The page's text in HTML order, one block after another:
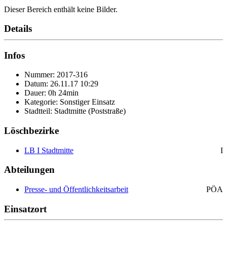
Dieser Bereich enthält keine Bilder.
Details
Infos
Nummer: 2017-316
Datum: 26.11.17 10:29
Dauer: 0h 24min
Kategorie: Sonstiger Einsatz
Stadtteil: Stadtmitte (Poststraße)
Löschbezirke
LB I Stadtmitte I
Abteilungen
Presse- und Öffentlichkeitsarbeit PÖA
Einsatzort